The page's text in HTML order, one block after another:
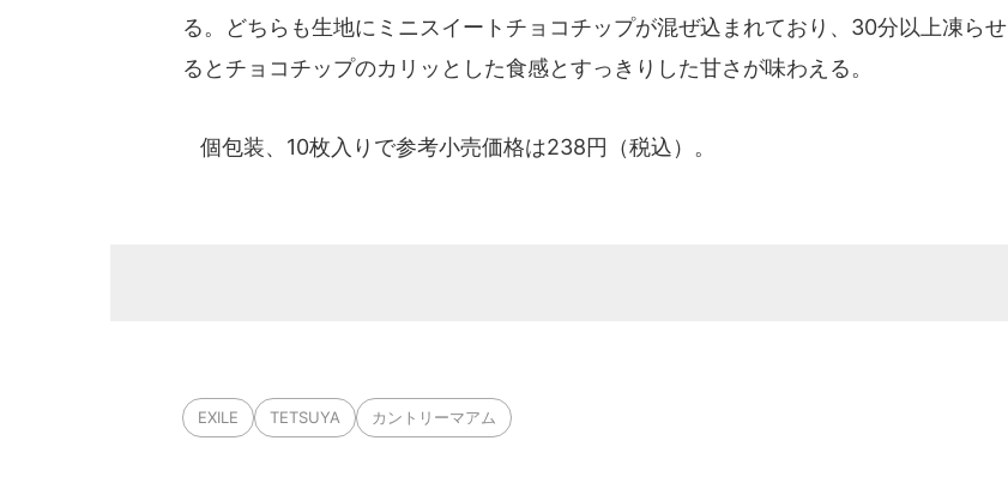
る。どちらも生地にミニスイートチョコチップが混ぜ込まれており、30分以上凍らせ
るとチョコチップのカリッとした食感とすっきりした甘さが味わえる。
個包装、10枚入りで参考小売価格は238円（税込）。
EXILE TETSUYA カントリーマアム